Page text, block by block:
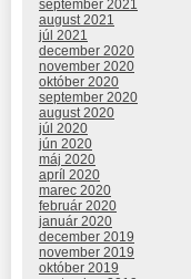
september 2021
august 2021
júl 2021
december 2020
november 2020
október 2020
september 2020
august 2020
júl 2020
jún 2020
máj 2020
apríl 2020
marec 2020
február 2020
január 2020
december 2019
november 2019
október 2019